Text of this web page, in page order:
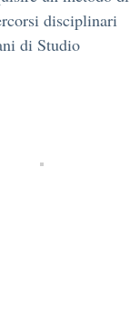
disciplinari
di Studio